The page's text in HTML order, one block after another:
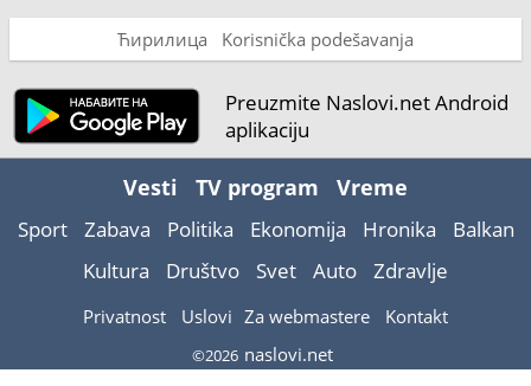
Ћирилица Korisnička podešavanja
Preuzmite Naslovi.net Android
aplikaciju
Vesti TV program Vreme
Sport Zabava Politika Ekonomija Hronika
Balkan
Kultura
Društvo Svet Auto Zdravlje
Privatnost Uslovi Za webmastere Kontakt
©2026 naslovi.net